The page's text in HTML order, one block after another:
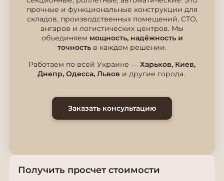
прочные и функциональные конструкции для
складов, производственных помещений, СТО,
ангаров и логистических центров. Мы
объединяем мощность, надёжность и
точность в каждом решении.
Работаем по всей Украине — Харьков, Киев,
Днепр, Одесса, Львов и другие города.
Заказать консультацию
Получить просчет стоимости